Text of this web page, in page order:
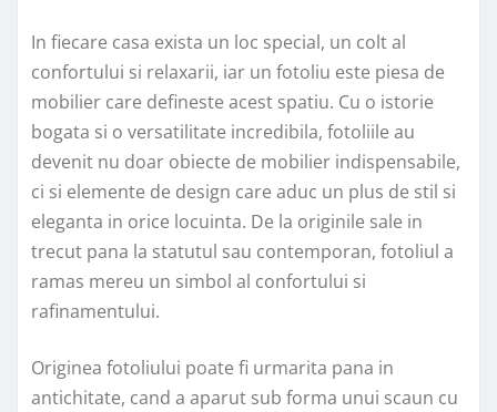
In fiecare casa exista un loc special, un colt al
confortului si relaxarii, iar un fotoliu este piesa de
mobilier care defineste acest spatiu. Cu o istorie
bogata si o versatilitate incredibila, fotoliile au
devenit nu doar obiecte de mobilier indispensabile,
ci si elemente de design care aduc un plus de stil si
eleganta in orice locuinta. De la originile sale in
trecut pana la statutul sau contemporan, fotoliul a
ramas mereu un simbol al confortului si
rafinamentului.
Originea fotoliului poate fi urmarita pana in
antichitate, cand a aparut sub forma unui scaun cu